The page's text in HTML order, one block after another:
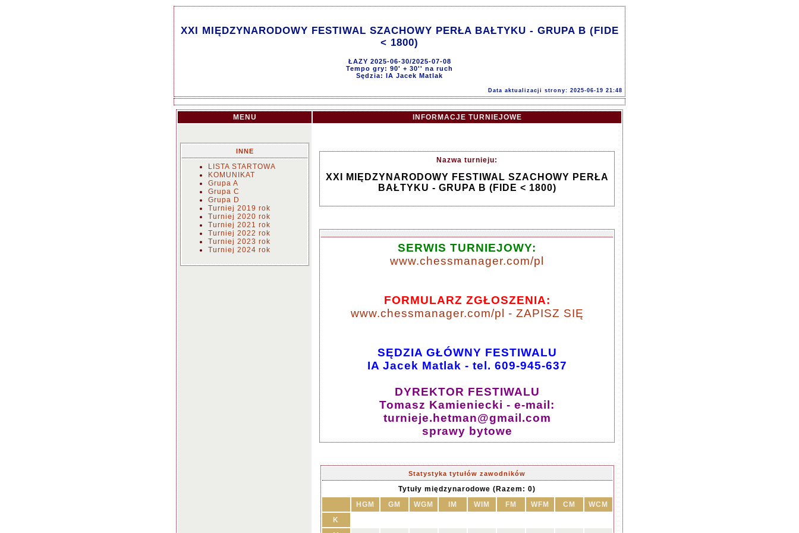
XXI MIĘDZYNARODOWY FESTIWAL SZACHOWY PERŁA BAŁTYKU - GRUPA B (FIDE
< 1800)
ŁAZY 2025-06-30/2025-07-08
Tempo gry: 90' + 30'' na ruch
Sędzia: IA Jacek Matlak
Data aktualizacji strony: 2025-06-19 21:48
MENU INFORMACJE TURNIEJOWE
INNE
LISTA STARTOWA
KOMUNIKAT
Grupa A
Grupa C
Grupa D
Turniej 2019 rok
Turniej 2020 rok
Turniej 2021 rok
Turniej 2022 rok
Turniej 2023 rok
Turniej 2024 rok
Nazwa turnieju:
XXI MIĘDZYNARODOWY FESTIWAL SZACHOWY PERŁA
BAŁTYKU - GRUPA B (FIDE < 1800)
SERWIS TURNIEJOWY:
www.chessmanager.com/pl
FORMULARZ ZGŁOSZENIA:
www.chessmanager.com/pl - ZAPISZ SIĘ
SĘDZIA GŁÓWNY FESTIWALU
IA Jacek Matlak - tel. 609-945-637
DYREKTOR FESTIWALU
Tomasz Kamieniecki - e-mail:
turnieje.hetman@gmail.com
sprawy bytowe
Statystyka tytułów zawodników
Tytuły międzynarodowe (Razem: 0)
HGM
GM WGM IM WIM FM WFM CM
WCM
K